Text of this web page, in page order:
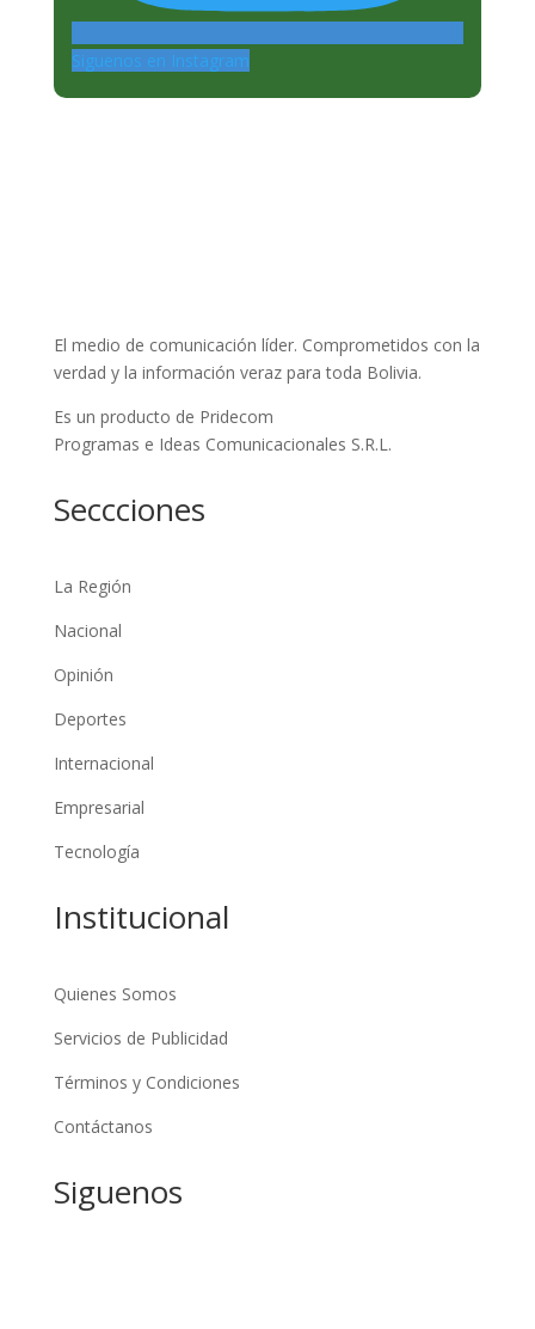
Siguenos en Instagram
El medio de comunicación líder. Comprometidos con la
verdad y la información veraz para toda Bolivia.
Es un producto de Pridecom
Programas e Ideas Comunicacionales S.R.L.
Seccciones
La Región
Nacional
Opinión
Deportes
Internacional
Empresarial
Tecnología
Institucional
Quienes Somos
Servicios de Publicidad
Términos y Condiciones
Contáctanos
Siguenos